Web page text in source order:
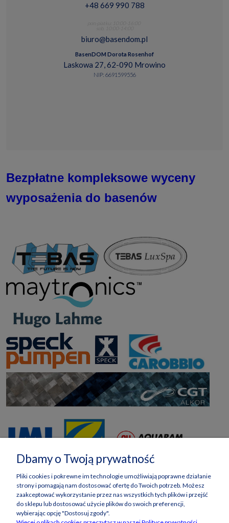
+48 669 990 788
biuro@basendom.pl
BasenDOM Dorota Rosenhof
Laskowa 27, 62-090 Mrowino
NIP: 6691599556
Bezpłatne kompleksowe wyceny
wyposażenia do basenów
Dbamy o Twoją prywatność
Pliki cookies i pokrewne im technologie umożliwiają poprawne działanie
strony i pomagają nam dostosować ofertę do Twoich potrzeb. Możesz
zaakceptować wykorzystanie przez nas wszystkich tych plików i przejść
do sklepu lub dostosować użycie plików do swoich preferencji,
wybierając opcję "Dostosuj zgody".